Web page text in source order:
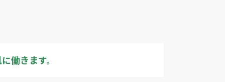
働きます。